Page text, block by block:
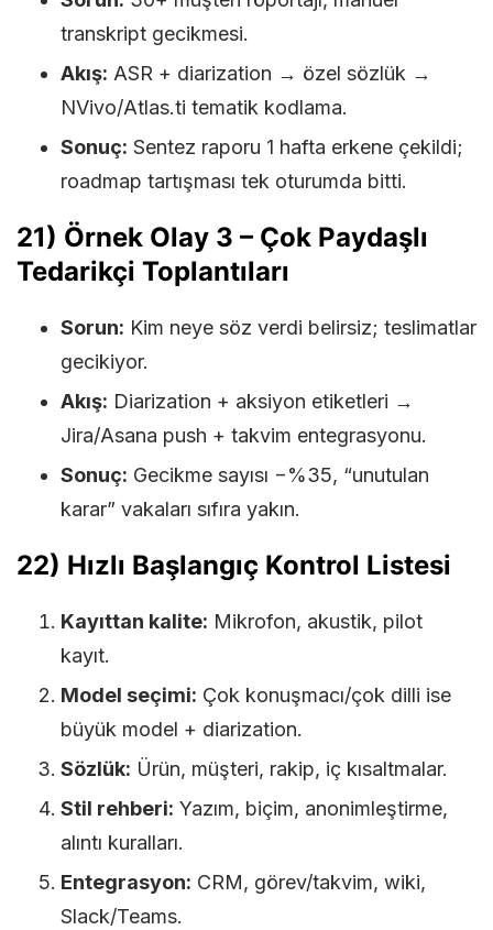
transkript gecikmesi.
Akış: ASR + diarization → özel sözlük →
NVivo/Atlas.ti tematik kodlama.
Sonuç: Sentez raporu 1 hafta erkene çekildi;
roadmap tartışması tek oturumda bitti.
21) Örnek Olay 3 – Çok Paydaşlı
Tedarikçi Toplantıları
Sorun: Kim neye söz verdi belirsiz; teslimatlar
gecikiyor.
Akış: Diarization + aksiyon etiketleri →
Jira/Asana push + takvim entegrasyonu.
Sonuç: Gecikme sayısı −%35, “unutulan
karar” vakaları sıfıra yakın.
22) Hızlı Başlangıç Kontrol Listesi
Kayıttan kalite: Mikrofon, akustik, pilot
kayıt.
Model seçimi: Çok konuşmacı/çok dilli ise
büyük model + diarization.
Sözlük: Ürün, müşteri, rakip, iç kısaltmalar.
Stil rehberi: Yazım, biçim, anonimleştirme,
alıntı kuralları.
Entegrasyon: CRM, görev/takvim, wiki,
Slack/Teams.